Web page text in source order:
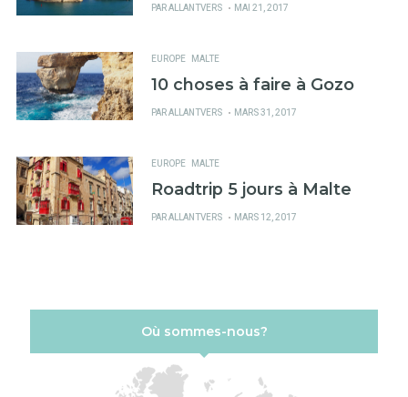
PARALLANTVERS
PUBLIÉ
MAI 21, 2017
EUROPE MALTE
10 choses à faire à Gozo
PARALLANTVERS
PUBLIÉ
MARS 31, 2017
EUROPE MALTE
Roadtrip 5 jours à Malte
PARALLANTVERS
PUBLIÉ
MARS 12, 2017
Où sommes-nous?